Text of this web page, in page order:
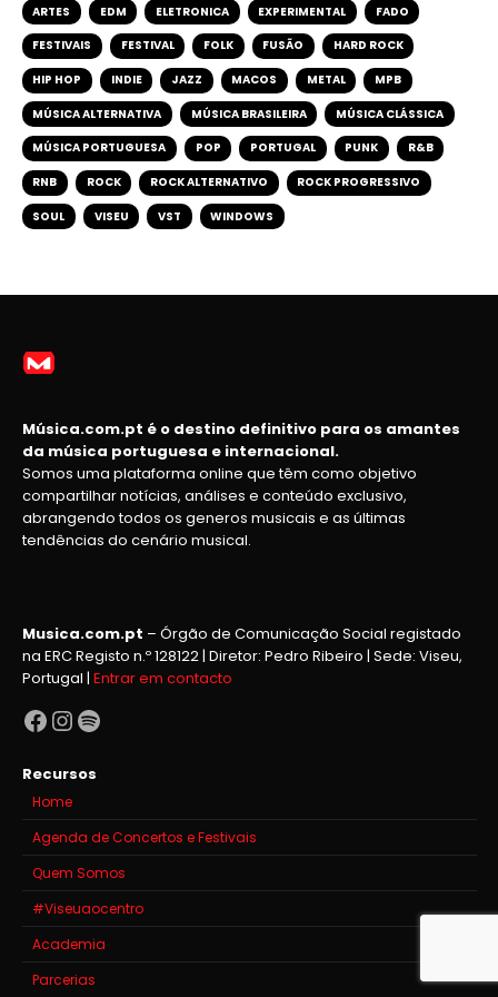
ARTES EDM ELETRONICA EXPERIMENTAL FADO
FESTIVAIS FESTIVAL FOLK FUSÃO HARD ROCK
HIP HOP INDIE JAZZ MACOS METAL MPB
MÚSICA ALTERNATIVA MÚSICA BRASILEIRA MÚSICA CLÁSSICA
MÚSICA PORTUGUESA POP PORTUGAL PUNK R&B
RNB ROCK ROCK ALTERNATIVO ROCK PROGRESSIVO
SOUL VISEU VST WINDOWS
Música.com.pt é o destino definitivo para os amantes
da música portuguesa e internacional.
Somos uma plataforma online que têm como objetivo
compartilhar notícias, análises e conteúdo exclusivo,
abrangendo todos os generos musicais e as últimas
tendências do cenário musical.
Musica.com.pt – Órgão de Comunicação Social registado
na ERC Registo n.º 128122 | Diretor: Pedro Ribeiro | Sede: Viseu,
Portugal | Entrar em contacto
Facebook
Instagram
Spotify
Recursos
Home
Agenda de Concertos e Festivais
Quem Somos
#Viseuaocentro
Academia
Parcerias